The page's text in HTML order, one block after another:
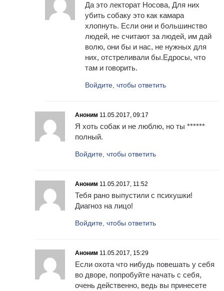
Да это лекторат Носова, Для них
убить собаку это как камара
хлопнуть. Если они и большинство
людей, не считают за людей, им дай
волю, они бы и нас, не нужных для
них, отстреливали бы.Едросы, что
там и говорить.
Войдите, чтобы ответить
Аноним 11.05.2017, 09:17
Я хоть собак и не люблю, но ты ******
полный.
Войдите, чтобы ответить
Аноним 11.05.2017, 11:52
Тебя рано выпустили с психушки!
Диагноз на лицо!
Войдите, чтобы ответить
Аноним 11.05.2017, 15:29
Если охота что нибудь повешать у себя
во дворе, попробуйте начать с себя,
очень действенно, ведь вы принесете